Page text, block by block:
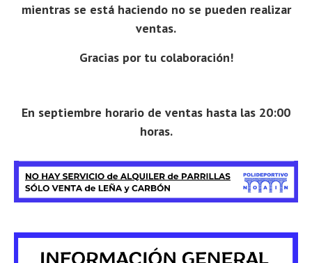
mientras se está haciendo no se pueden realizar
ventas.
Gracias por tu colaboración!
En septiembre horario de ventas hasta las 20:00
horas.